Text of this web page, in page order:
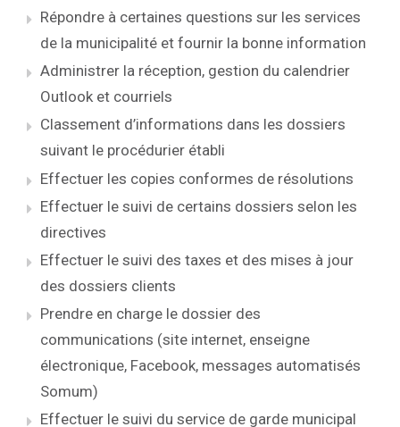
Répondre à certaines questions sur les services
de la municipalité et fournir la bonne information
Administrer la réception, gestion du calendrier
Outlook et courriels
Classement d’informations dans les dossiers
suivant le procédurier établi
Effectuer les copies conformes de résolutions
Effectuer le suivi de certains dossiers selon les
directives
Effectuer le suivi des taxes et des mises à jour
des dossiers clients
Prendre en charge le dossier des
communications (site internet, enseigne
électronique, Facebook, messages automatisés
Somum)
Effectuer le suivi du service de garde municipal